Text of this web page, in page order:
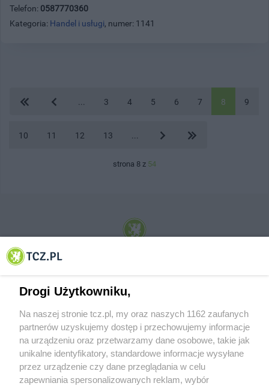
Telefon: 0587770360
Kategoria: Handel i usługi, numer: 1141
3 4 5 6 7 8 9
10 11 12 13
strona 8 z 54
© 2001-2026 Tczew - TCZ.PL Sp. z o.o. Internetowy Serwis Informacyjny Miasta
O FIRMIE POLITYKA PRYWATNOŚCI HOSTING
Drogi Użytkowniku,
Na naszej stronie tcz.pl, my oraz naszych 1162 zaufanych
partnerów uzyskujemy dostęp i przechowujemy informacje
na urządzeniu oraz przetwarzamy dane osobowe, takie jak
unikalne identyfikatory, standardowe informacje wysyłane
przez urządzenie czy dane przeglądania w celu
zapewniania spersonalizowanych reklam, wybór